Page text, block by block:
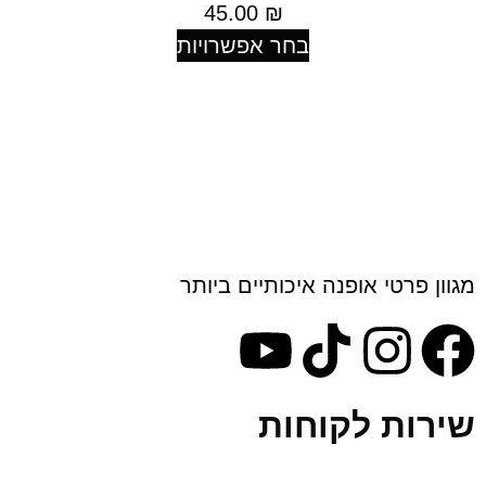
45.00
בחר אפשרויות
פרטי אופנה איכותיים ביותר
לקוחות